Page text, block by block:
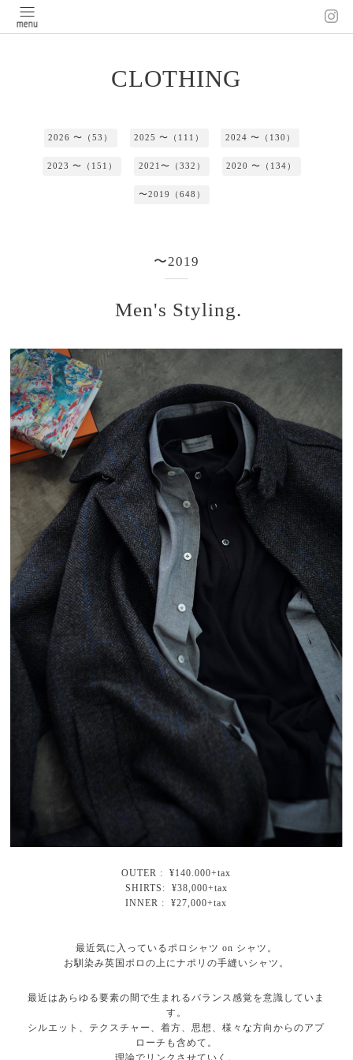
CLOTHING
2026 〜（53） 2025 〜（111） 2024 〜（130）
2023 〜（151） 2021〜（332） 2020 〜（134）
〜2019（648）
〜2019
Men's Styling.
OUTER : ¥140.000+tax
SHIRTS: ¥38,000+tax
INNER : ¥27,000+tax
最近気に入っているポロシャツ on シャツ。
お馴染み英国ポロの上にナポリの手縫いシャツ。
最近はあらゆる要素の間で生まれるバランス感覚を意識していま
す。
シルエット、テクスチャー、着方、思想、様々な方向からのアプ
ローチも含めて。
理論でリンクさせていく。